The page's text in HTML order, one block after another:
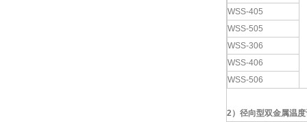
WSS-405
WSS-505
WSS-306
WSS-406
WSS-506
2） 径向型双金属温